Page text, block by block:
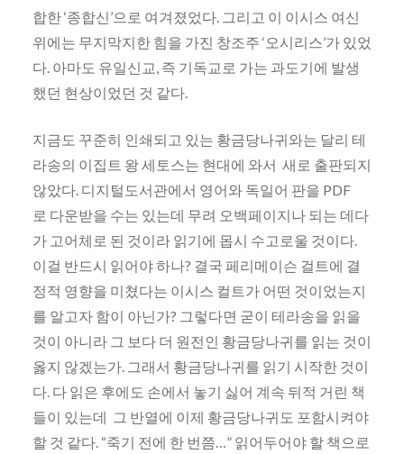
합한 ‘종합신’으로 여겨졌었다. 그리고 이 이시스 여신
위에는 무지막지한 힘을 가진 창조주 ‘오시리스’가 있었
다. 아마도 유일신교, 즉 기독교로 가는 과도기에 발생
했던 현상이었던 것 같다.
지금도 꾸준히 인쇄되고 있는 황금당나귀와는 달리 테
라송의 이집트 왕 세토스는 현대에 와서 새로 출판되지
않았다. 디지털도서관에서 영어와 독일어 판을 PDF
로 다운받을 수는 있는데 무려 오백페이지나 되는 데다
가 고어체로 된 것이라 읽기에 몹시 수고로울 것이다.
이걸 반드시 읽어야 하나? 결국 페리메이슨 걸트에 결
정적 영향을 미쳤다는 이시스 컬트가 어떤 것이었는지
를 알고자 함이 아닌가? 그렇다면 굳이 테라송을 읽을
것이 아니라 그 보다 더 원전인 황금당나귀를 읽는 것이
옳지 않겠는가. 그래서 황금당나귀를 읽기 시작한 것이
다. 다 읽은 후에도 손에서 놓기 싫어 계속 뒤적 거린 책
들이 있는데 그 반열에 이제 황금당나귀도 포함시켜야
할 것 같다. “죽기 전에 한 번쯤…” 읽어두어야 할 책으로